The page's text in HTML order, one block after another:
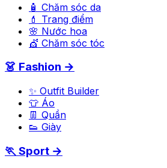
🧴 Chăm sóc da
💄 Trang điểm
🌸 Nước hoa
💇 Chăm sóc tóc
👗 Fashion →
✨ Outfit Builder
👕 Áo
👖 Quần
👟 Giày
🏃 Sport →